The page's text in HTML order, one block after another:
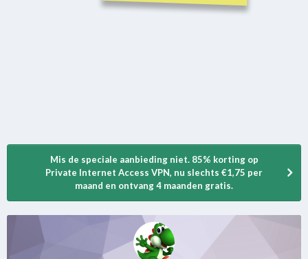
Mis de speciale aanbieding niet. 85% korting op
Private Internet Access VPN, nu slechts €1,75 per
maand en ontvang 4 maanden gratis.